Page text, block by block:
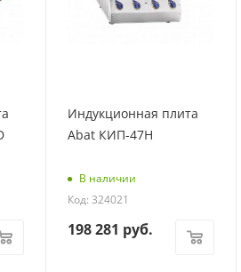
Индукционная плита
Abat КИП-47Н
В наличии
Код: 324021
198 281 руб.